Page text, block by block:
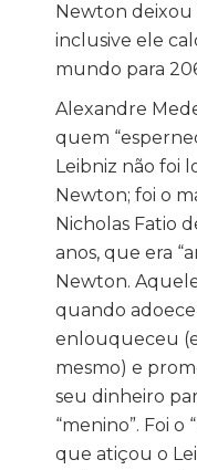
Newton deixou
inclusive ele
mundo para
Alexandre
quem
Leibniz não foi
Newton; foi o
Nicholas Fatio
anos, que era
Newton.
quando
enlouqueceu
mesmo) e
seu dinheiro
“menino”. Foi o
que atiçou o